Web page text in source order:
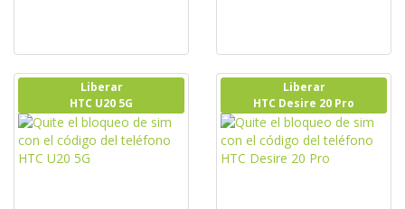
Liberar
HTC U20 5G
Liberar
HTC Desire 20 Pro